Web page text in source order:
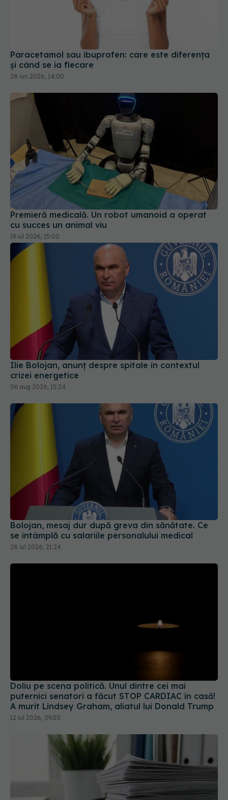
Paracetamol sau ibuprofen: care este diferența
și când se ia fiecare
28 iun 2026, 14:00
Premieră medicală. Un robot umanoid a operat
cu succes un animal viu
19 iul 2026, 15:00
Ilie Bolojan, anunț despre spitale în contextul
crizei energetice
06 aug 2026, 15:24
Bolojan, mesaj dur după greva din sănătate. Ce
se întâmplă cu salariile personalului medical
28 iul 2026, 21:24
Doliu pe scena politică. Unul dintre cei mai
puternici senatori a făcut STOP CARDIAC în casă!
A murit Lindsey Graham, aliatul lui Donald Trump
12 iul 2026, 09:50